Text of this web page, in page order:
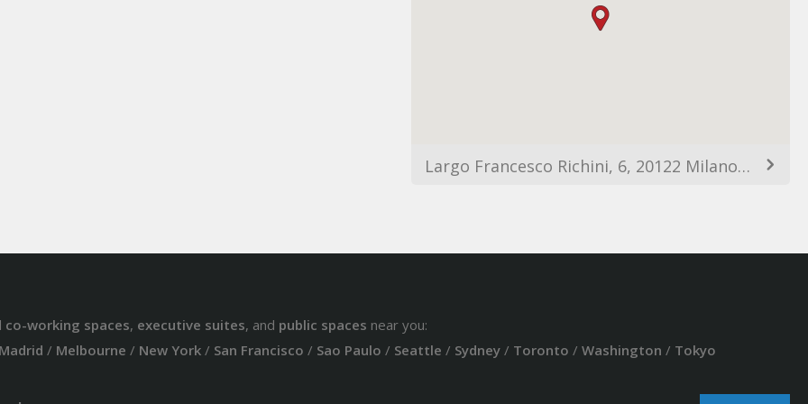
Largo Francesco Richini, 6, 20122 Milano MI, Italy
co-working spaces, executive suites, and public spaces near you:
Madrid / Melbourne / New York/ San Francisco / Sao Paulo / Seattle / Sydney/ Toronto / Washington / Tokyo